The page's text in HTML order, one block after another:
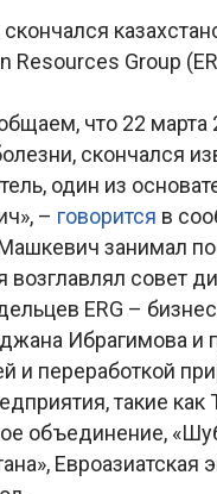
Resources Group
что 22 марта
скончался
один из
– говорится в
занимал
совет
ERG –
Ибрагимова и
и переработкой
такие
объединение,
Евроазиатская